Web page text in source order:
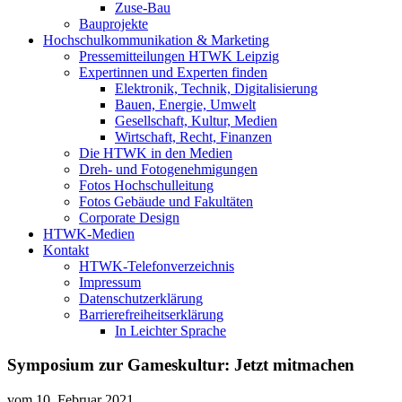
Zuse-Bau
Bauprojekte
Hochschulkommunikation & Marketing
Pressemitteilungen HTWK Leipzig
Expertinnen und Experten finden
Elektronik, Technik, Digitalisierung
Bauen, Energie, Umwelt
Gesellschaft, Kultur, Medien
Wirtschaft, Recht, Finanzen
Die HTWK in den Medien
Dreh- und Fotogenehmigungen
Fotos Hochschulleitung
Fotos Gebäude und Fakultäten
Corporate Design
HTWK-Medien
Kontakt
HTWK-Telefonverzeichnis
Impressum
Datenschutzerklärung
Barrierefreiheitserklärung
In Leichter Sprache
Symposium zur Gameskultur: Jetzt mitmachen